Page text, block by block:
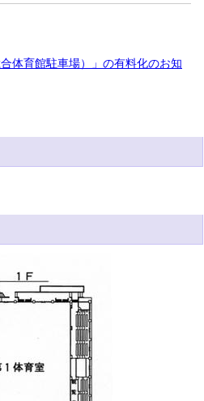
体育館駐車場）」の有料化のお知